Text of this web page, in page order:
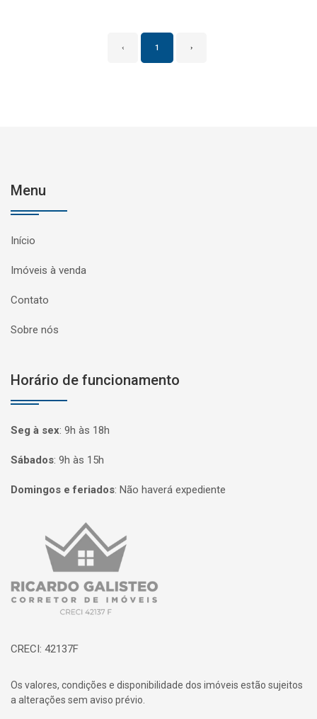
‹ 1 ›
Menu
Início
Imóveis à venda
Contato
Sobre nós
Horário de funcionamento
Seg à sex: 9h às 18h
Sábados: 9h às 15h
Domingos e feriados: Não haverá expediente
Página inicial
CRECI: 42137F
Os valores, condições e disponibilidade dos imóveis estão sujeitos
a alterações sem aviso prévio.